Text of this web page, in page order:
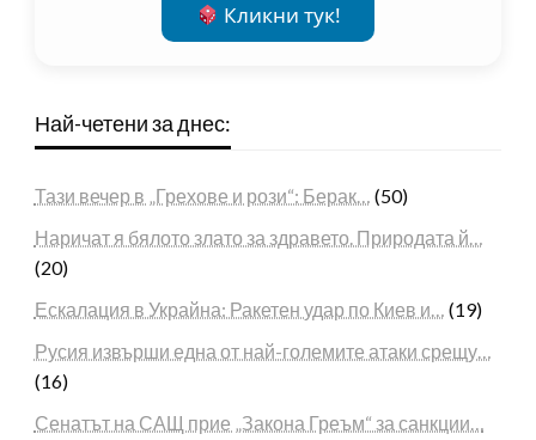
Кликни тук!
Най-четени за днес:
Тази вечер в „Грехове и рози“: Берак… (50)
Наричат я бялото злато за здравето. Природата й…
(20)
Ескалация в Украйна: Ракетен удар по Киев и… (19)
Русия извърши една от най-големите атаки срещу…
(16)
Сенатът на САЩ прие „Закона Греъм“ за санкции…